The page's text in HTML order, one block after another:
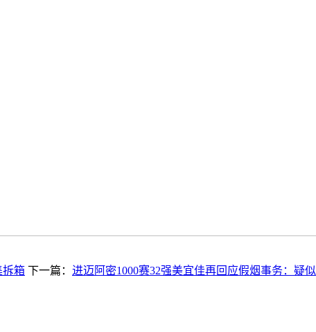
拆箱 下一篇： 进迈阿密1000赛32强美宜佳再回应假烟事务：疑似